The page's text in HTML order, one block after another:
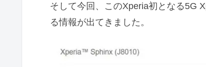
そして今回、このXperia初となる5G
る情報が出てきました。